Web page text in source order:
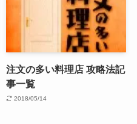
注文の多い料理店 攻略法記
事一覧
2018/05/14